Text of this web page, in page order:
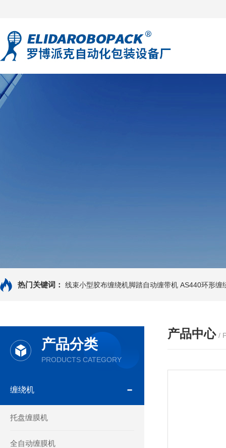
热门关键词： 线束小型胶布缠绕机脚踏自动缠带机 AS440环形缠
产品分类
PRODUCTS CATEGORY
缠绕机
托盘缠膜机
全自动缠膜机
产品中心 /